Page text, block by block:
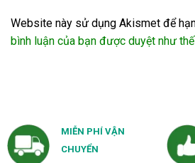
Website này sử dụng Akismet để
bình luận của bạn được duyệt như
MIỄN PHÍ VẬN
CHUYỂN